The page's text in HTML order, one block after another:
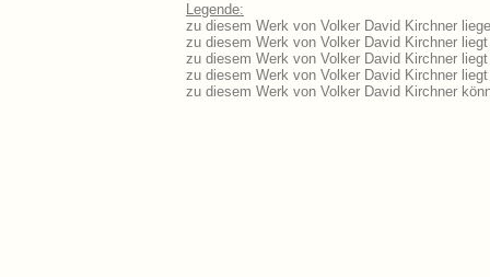
Legende:
zu diesem Werk von Volker David Kirchner
zu diesem Werk von Volker David Kirchner
zu diesem Werk von Volker David Kirchner
zu diesem Werk von Volker David Kirchner
zu diesem Werk von Volker David Kirchner